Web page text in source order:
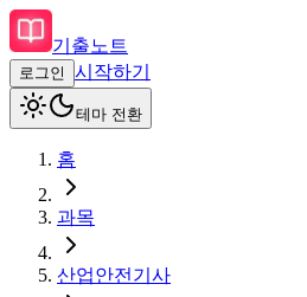
기출노트
로그인 시작하기
테마 전환
홈
과목
산업안전기사